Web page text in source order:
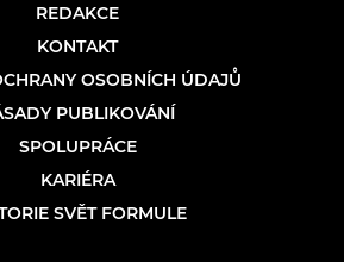
REDAKCE
KONTAKT
OSOBNÍCH ÚDAJŮ
PUBLIKOVÁNÍ
SPOLUPRÁCE
KARIÉRA
SVĚT FORMULE